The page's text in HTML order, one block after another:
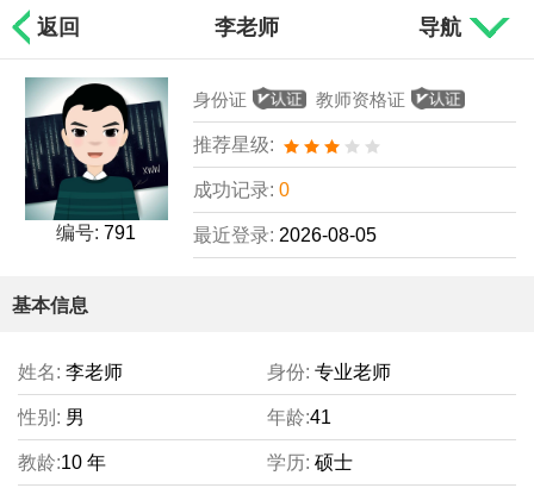
返回 李老师 导航
编号: 791
身份证 教师资格证
推荐星级:
成功记录: 0
最近登录: 2026-08-05
基本信息
姓名: 李老师 身份: 专业老师
性别: 男 年龄:41
教龄:10 年 学历: 硕士